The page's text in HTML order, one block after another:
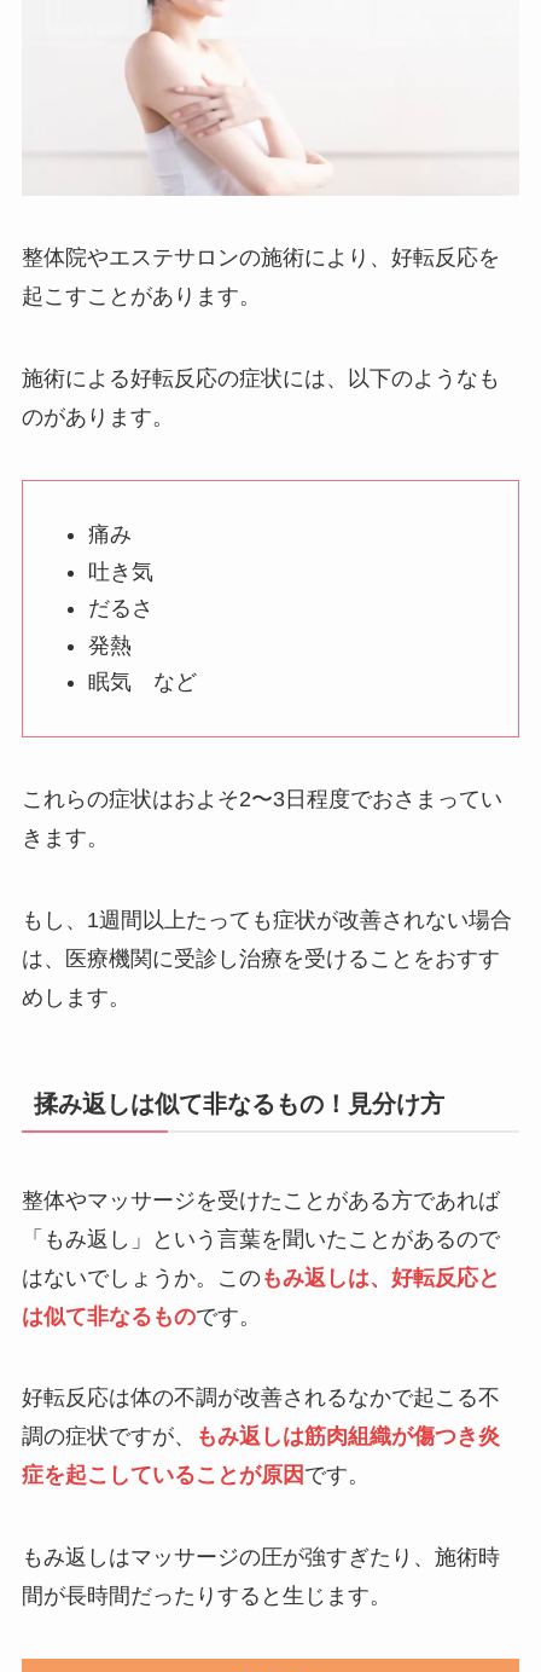
整体院やエステサロンの施術により、好転反応を
起こすことがあります。
施術による好転反応の症状には、以下のようなも
のがあります。
痛み
吐き気
だるさ
発熱
眠気 など
これらの症状はおよそ2〜3日程度でおさまってい
きます。
もし、1週間以上たっても症状が改善されない場合
は、医療機関に受診し治療を受けることをおすす
めします。
揉み返しは似て非なるもの！見分け方
整体やマッサージを受けたことがある方であれば
「もみ返し」という言葉を聞いたことがあるので
はないでしょうか。このもみ返しは、好転反応と
は似て非なるものです。
好転反応は体の不調が改善されるなかで起こる不
調の症状ですが、
もみ返しは筋肉組織が傷つき炎
症を起こしていることが原因 です。
もみ返しはマッサージの圧が強すぎたり、施術時
間が長時間だったりすると生じます。